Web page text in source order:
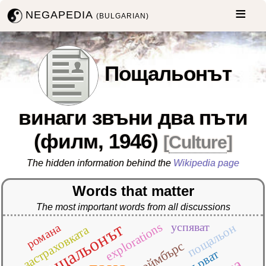
NEGAPEDIA(BULGARIAN)
Пощальонът
винаги звъни два пъти
(филм, 1946) [Culture]
The hidden information behind the Wikipedia page
Words that matter
The most important words from all discussions
пощальонътчеймбърс
explorations
застраховката пощальон
романа успяват